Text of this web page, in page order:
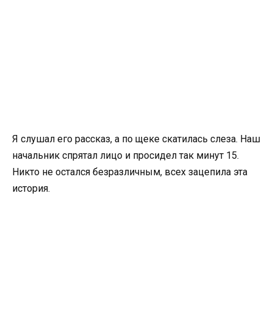
Я слушал его рассказ, а по щеке скатилась слеза. Наш
начальник спрятал лицо и просидел так минут 15.
Никто не остался безразличным, всех зацепила эта
история.